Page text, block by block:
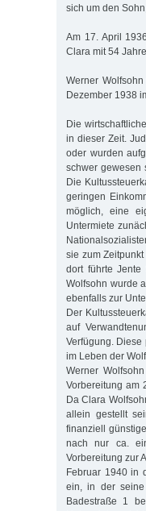
sich um den
Am 17. April
Clara mit 54
Werner
Dezember 1938
Die
in dieser Zeit.
oder wurden
schwer gewesen
Die
geringen
möglich, eine
Untermiete
sie zum
dort führte Jente
Wolfsohn wurde
ebenfalls zur
Der
auf
Verfügung. Diese
im Leben der
Werner
Vorbereitung am
Da Clara
allein gestellt
finanziell
nach nur ca.
Vorbereitung zur
Februar 1940 in
ein, in der
Badestraße 1